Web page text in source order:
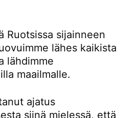
Ruotsissa sijainneen
lähes kaikista
lähdimme
maailmalle.
ajatus
siinä mielessä, että